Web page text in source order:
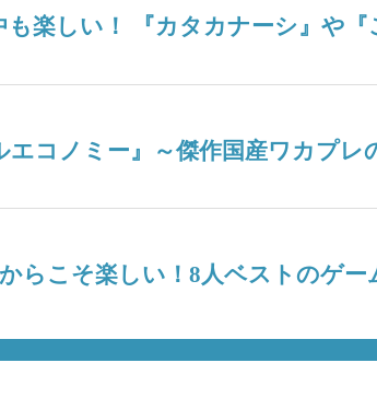
も楽しい！ 『カタカナーシ』や
エコノミー』～傑作国産ワカプ
らこそ楽しい！8人ベストのゲー